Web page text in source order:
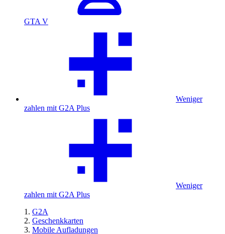
GTA V
Weniger
zahlen mit G2A Plus
Weniger
zahlen mit G2A Plus
G2A
Geschenkkarten
Mobile Aufladungen